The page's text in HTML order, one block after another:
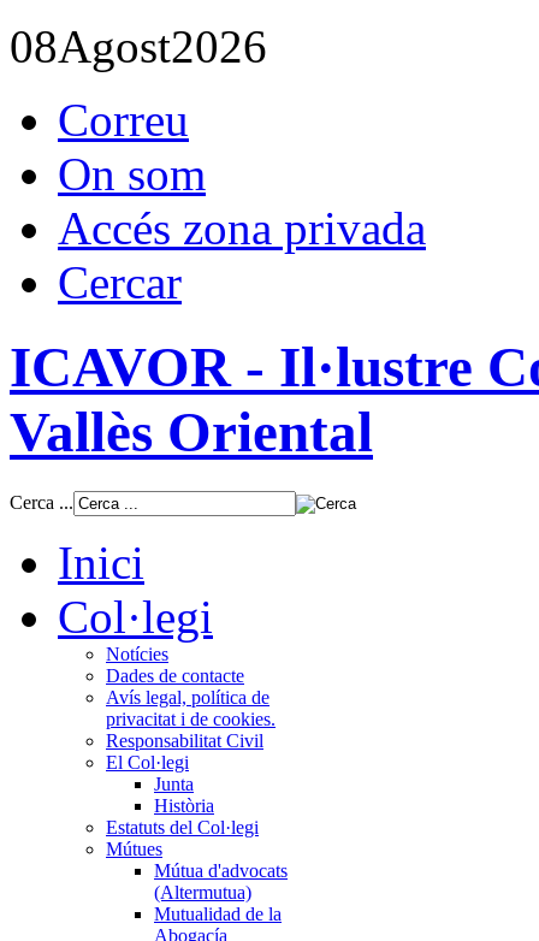
08Agost2026
Correu
On som
Accés zona privada
Cercar
ICAVOR - Il·lustre
Vallès Oriental
Cerca ...
Inici
Col·legi
Notícies
Dades de contacte
Avís legal, política de
privacitat i de cookies.
Responsabilitat Civil
El Col·legi
Junta
Història
Estatuts del Col·legi
Mútues
Mútua d'advocats
(Altermutua)
Mutualidad de la
Abogacía